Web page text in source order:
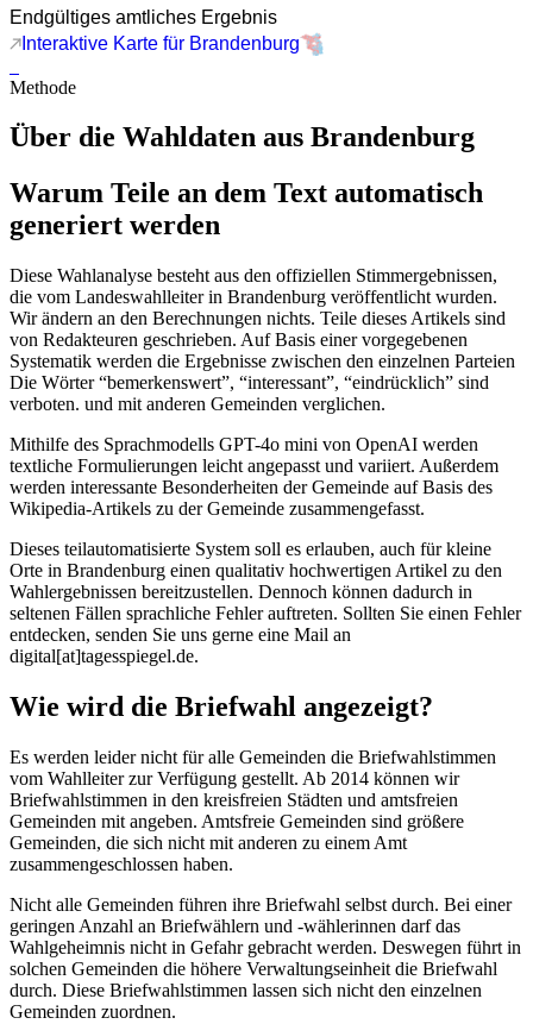
Endgültiges amtliches Ergebnis
Interaktive Karte für Brandenburg
Methode
Über die Wahldaten aus Brandenburg
Warum Teile an dem Text automatisch
generiert werden
Diese Wahlanalyse besteht aus den offiziellen Stimmergebnissen,
die vom Landeswahlleiter in Brandenburg veröffentlicht wurden.
Wir ändern an den Berechnungen nichts. Teile dieses Artikels sind
von Redakteuren geschrieben. Auf Basis einer vorgegebenen
Systematik werden die Ergebnisse zwischen den einzelnen Parteien
Die Wörter “bemerkenswert”, “interessant”, “eindrücklich” sind
verboten. und mit anderen Gemeinden verglichen.
Mithilfe des Sprachmodells GPT-4o mini von OpenAI werden
textliche Formulierungen leicht angepasst und variiert. Außerdem
werden interessante Besonderheiten der Gemeinde auf Basis des
Wikipedia-Artikels zu der Gemeinde zusammengefasst.
Dieses teilautomatisierte System soll es erlauben, auch für kleine
Orte in Brandenburg einen qualitativ hochwertigen Artikel zu den
Wahlergebnissen bereitzustellen. Dennoch können dadurch in
seltenen Fällen sprachliche Fehler auftreten. Sollten Sie einen Fehler
entdecken, senden Sie uns gerne eine Mail an
digital[at]tagesspiegel.de.
Wie wird die Briefwahl angezeigt?
Es werden leider nicht für alle Gemeinden die Briefwahlstimmen
vom Wahlleiter zur Verfügung gestellt. Ab 2014 können wir
Briefwahlstimmen in den kreisfreien Städten und amtsfreien
Gemeinden mit angeben. Amtsfreie Gemeinden sind größere
Gemeinden, die sich nicht mit anderen zu einem Amt
zusammengeschlossen haben.
Nicht alle Gemeinden führen ihre Briefwahl selbst durch. Bei einer
geringen Anzahl an Briefwählern und -wählerinnen darf das
Wahlgeheimnis nicht in Gefahr gebracht werden. Deswegen führt in
solchen Gemeinden die höhere Verwaltungseinheit die Briefwahl
durch. Diese Briefwahlstimmen lassen sich nicht den einzelnen
Gemeinden zuordnen.